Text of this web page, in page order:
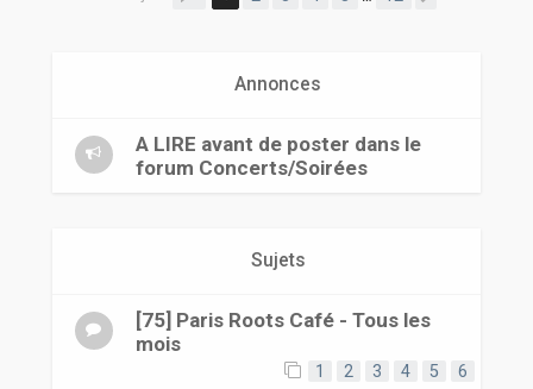
Annonces
A LIRE avant de poster dans le
forum Concerts/Soirées
Sujets
[75] Paris Roots Café - Tous les
mois
1 2 3 4 5 6